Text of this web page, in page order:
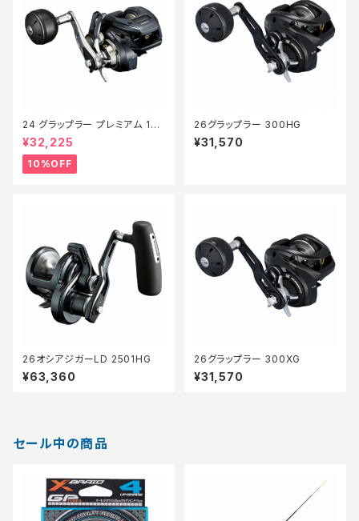
24 グラップラー プレミアム 150
XG 新製品2024【継続セール_
リール】【10】
¥32,225
10%OFF
26グラップラー 300HG
¥31,570
26オシアジガーLD 2501HG
¥63,360
26グラップラー 300XG
¥31,570
セール中の商品